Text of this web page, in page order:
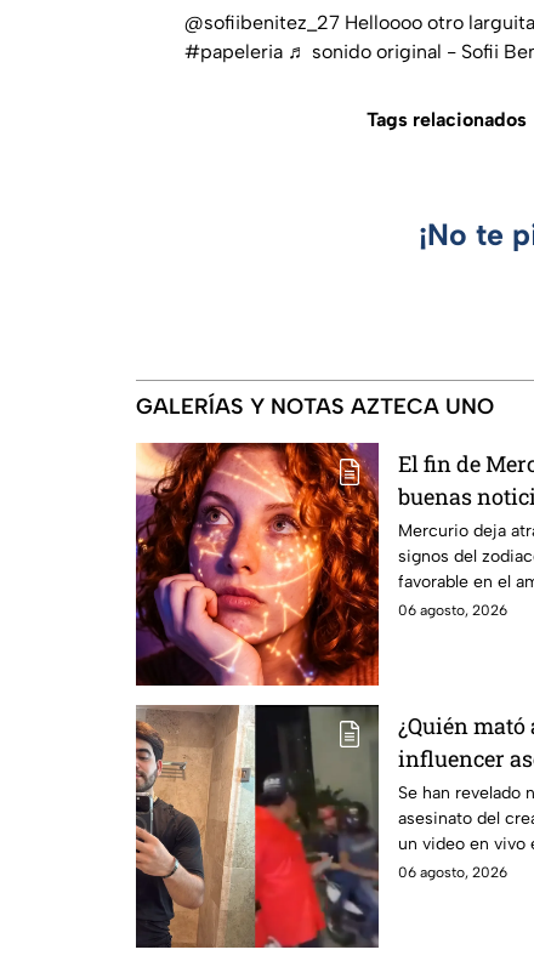
@sofiibenitez_27 Helloooo otro
#papeleria ♬ sonido original - Sofii
Tags relacionados
¡No te
GALERÍAS Y NOTAS AZTECA UNO
El fin de
buenas
Mercurio deja
signos del
favorable en el
06 agosto, 2026
¿Quién mató
influencer
plena
Esto se sabe
Se han revelado
asesinato del
un video en vivo
06 agosto, 2026